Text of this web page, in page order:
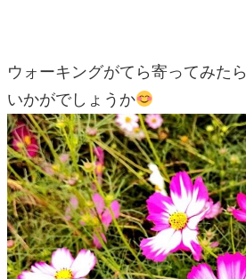
ウォーキングがてら寄ってみたら
いかがでしょうか